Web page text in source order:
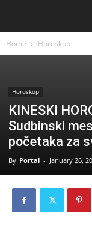
Home Horoskop
Horoskop
KINESKI
Sudbinski
početaka za
By Portal - January 26,